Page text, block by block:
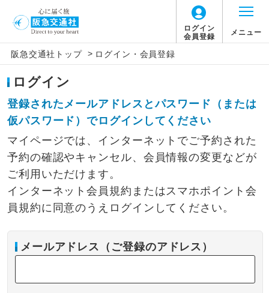
ログイン
会員登録
メニュー
阪急交通社トップ > ログイン・会員登録
ログイン
登録されたメールアドレスとパスワード（または
仮パスワード）でログインしてください
マイページでは、インターネットでご予約された
予約の確認やキャンセル、会員情報の変更などが
ご利用いただけます。
インターネット会員規約またはスマホポイント会
員規約に同意のうえログインしてください。
メールアドレス（ご登録のアドレス）